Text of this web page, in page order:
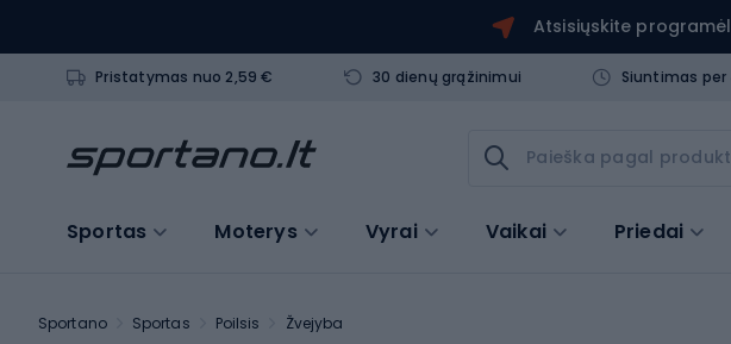
Atsisiųskite
Pristatymas nuo 2,59 € 30 dienų grąžinimui Siuntimas per
Sportas Moterys Vyrai Vaikai Priedai
Sportano Sportas Poilsis Žvejyba